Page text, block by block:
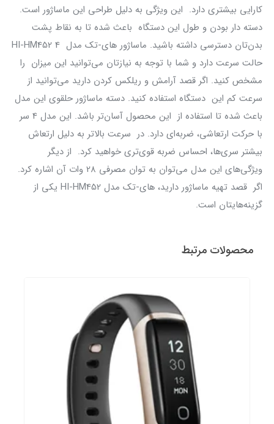
کارایی بیشتری دارد. این ویژگی به دلیل طراحی این ماساژور است.
دسته دار بودن و طول این دستگاه باعث شده تا به نقاط پشت
بدن‌تان دسترسی داشته باشید. ماساژور های-تک مدل HI-HM452 4
حالت سرعت دارد و شما با توجه به نیازتان می‌توانید این میزان را
مشخص کنید. اگر قصد آرامش و ریلکس کردن دارید می‌توانید از
سرعت کم این دستگاه استفاده کنید. دسته ماساژور حلقوی این مدل
باعث شده تا استفاده از این محصول آسان‌تر باشد. این مدل 4 سر
با حرکت ارتعاشی، ضربه‌ای دارد. در سرعت بالاتر به دلیل ارتعاش
بیشتر سری‌ها، احساس ضربه قوی‌تری خواهید کرد. از دیگر
ویژگی‌های این مدل می‌توان به توان مصرفی 28 وات آن اشاره کرد.
اگر قصد تهیه ماساژور دارید، های-تک مدل HI-HM452 یکی از
گزینه‌هایتان است.
محصولات مرتبط